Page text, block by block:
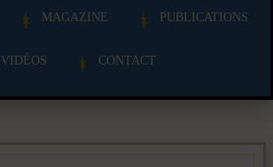
MAGAZINE PUBLICATIONS
VIDÉOS CONTACT